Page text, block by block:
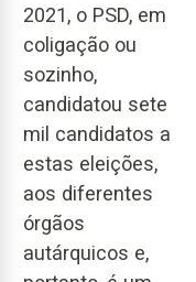
2021, o PSD, em
coligação ou
sozinho,
candidatou sete
mil candidatos a
estas eleições,
aos diferentes
órgãos
autárquicos e,